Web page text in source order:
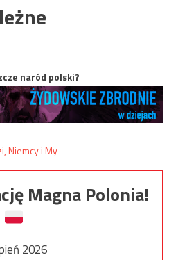
naród polski?
Magna Polonia!
2026